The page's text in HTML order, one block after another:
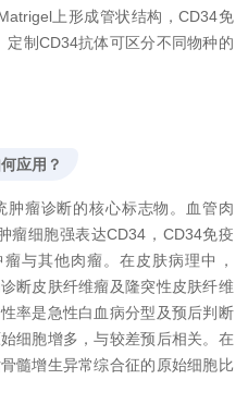
上形成管状结构，CD34免
制CD34抗体可区分不同物种的
应用？
肿瘤诊断的核心标志物。血管肉
瘤细胞强表达CD34，CD34免疫
与其他肉瘤。在皮肤病理中，
断皮肤纤维瘤及隆突性皮肤纤维
率是急性白血病分型及预后判断
细胞增多，与较差预后相关。在
髓增生异常综合征的原始细胞比